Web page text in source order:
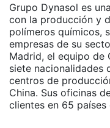
Grupo Dynasol es
con la producción y
polímeros químicos,
empresas de su
Madrid, el equipo de
siete nacionalidades
centros de
China. Sus oficinas
clientes en 65 países